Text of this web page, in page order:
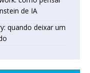
de IA
quando deixar um